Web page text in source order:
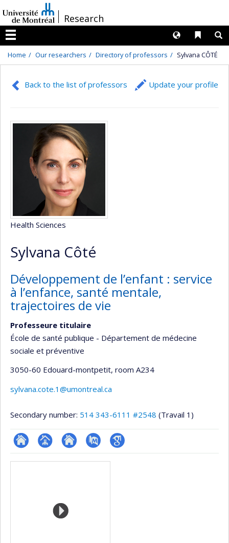
au
contenu
/Research
Menu
Liens
Langues
Home Our researchers Directory of professors Sylvana CÔTÉ
Back to the list of professors Update your profile
Health Sciences
Sylvana Côté
Développement de l’enfant : service
à l’enfance, santé mentale,
trajectoires de vie
Professeure titulaire
École de santé publique - Département de médecine
sociale et préventive
3050-60 Edouard-montpetit, room A234
sylvana.cote.1@umontreal.ca
Secondary number: 514 343-6111 #2548 (Travail 1)
ResearchGate
Page Site
de
recherche
PubMedGoogle
Media